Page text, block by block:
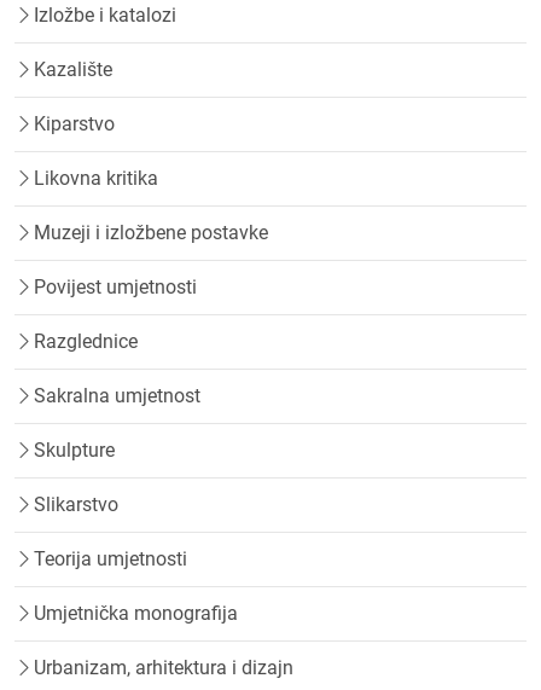
Izložbe i katalozi
Kazalište
Kiparstvo
Likovna kritika
Muzeji i izložbene postavke
Povijest umjetnosti
Razglednice
Sakralna umjetnost
Skulpture
Slikarstvo
Teorija umjetnosti
Umjetnička monografija
Urbanizam, arhitektura i dizajn